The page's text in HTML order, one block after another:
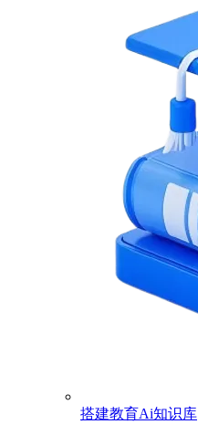
搭建教育Ai知识库